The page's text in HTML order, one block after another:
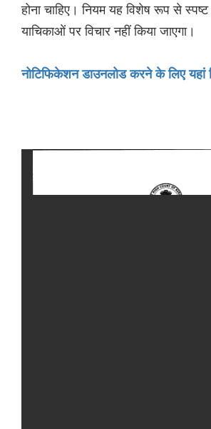
होना चाहिए। नियम यह विशेष रूप से
याचिकाओं पर विचार नहीं किया जाएगा।
नोटिफिकेशन डाउनलोड करने के लिए